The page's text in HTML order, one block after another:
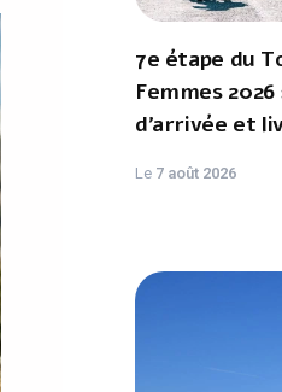
7e étape du
Femmes
d'arrivée et
Le 7 août 2026